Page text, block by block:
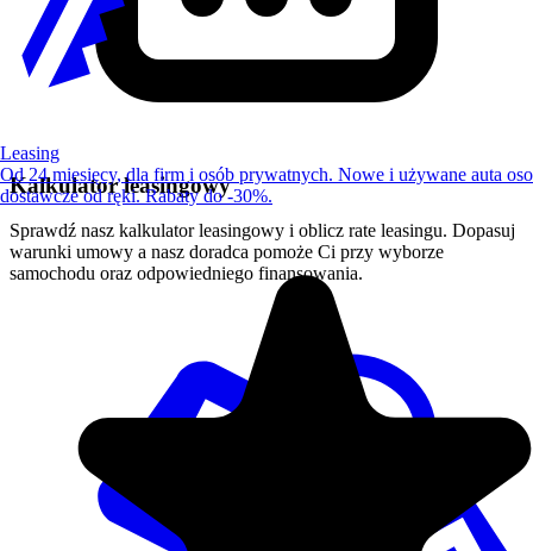
Kalkulator leasingowy
Sprawdź nasz kalkulator leasingowy i oblicz rate leasingu. Dopasuj
warunki umowy a nasz doradca pomoże Ci przy wyborze
samochodu oraz odpowiedniego finansowania.
Leasing
Od 24 miesięcy, dla firm i osób prywatnych. Nowe i używane auta
dostawcze od ręki. Rabaty do -30%.